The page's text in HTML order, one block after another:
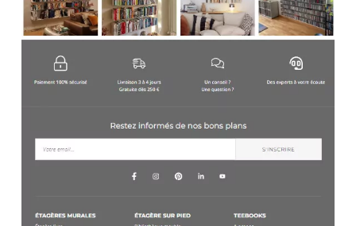
telles que l’authentification à deux facteurs pour les
comptes clients, des politiques de mot de passe
strictes et des outils de détection des fraudes pour
repérer rapidement toute activité suspecte.
Formez votre équipe à reconnaître les signes de
fraude en ligne et aux meilleures pratiques de sécurité
des données, afin de réduire les risques liés aux
en ligne .